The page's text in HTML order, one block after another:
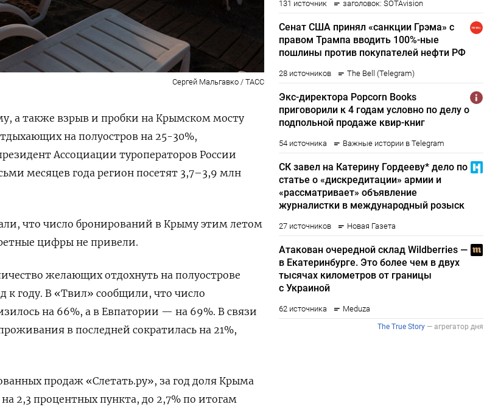
Сергей Мальгавко / ТАСС
а также взрыв и пробки на Крымском мосту
на полуостров на 25-30%,
Ассоциации туроператоров России
месяцев года регион посетят 3,7–3,9 млн
что число бронирований в Крыму этим летом
цифры не привели.
желающих отдохнуть на полуострове
к году. В «Твил» сообщили, что число
на 66%, а в Евпатории — на 69%. В связи
в последней сократилась на 21%,
продаж «Слетать.ру», за год доля Крыма
2,3 процентных пункта, до 2,7% по итогам